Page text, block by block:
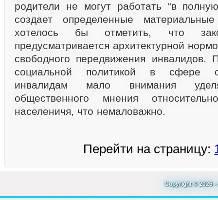
родители не могут работать “в
создает определенные
хотелось бы отметить, что
предусматривается архитектурной
свободного передвижения
социальной политикой в сфере
инвалидам мало внимания
общественного мнения
населеничя, что немаловажно.
Перейти на страницу:
Copyright © 2026 -